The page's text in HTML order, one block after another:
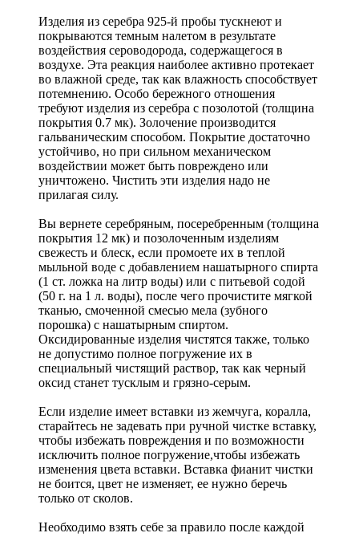
Изделия из серебра 925-й пробы тускнеют и
покрываются темным налетом в результате
воздействия сероводорода, содержащегося в
воздухе. Эта реакция наиболее активно протекает
во влажной среде, так как влажность способствует
потемнению. Особо бережного отношения
требуют изделия из серебра с позолотой (толщина
покрытия 0.7 мк). Золочение производится
гальваническим способом. Покрытие достаточно
устойчиво, но при сильном механическом
воздействии может быть повреждено или
уничтожено. Чистить эти изделия надо не
прилагая силу.
Вы вернете серебряным, посеребренным (толщина
покрытия 12 мк) и позолоченным изделиям
свежесть и блеск, если промоете их в теплой
мыльной воде с добавлением нашатырного спирта
(1 ст. ложка на литр воды) или с питьевой содой
(50 г. на 1 л. воды), после чего прочистите мягкой
тканью, смоченной смесью мела (зубного
порошка) с нашатырным спиртом.
Оксидированные изделия чистятся также, только
не допустимо полное погружение их в
специальный чистящий раствор, так как черный
оксид станет тусклым и грязно-серым.
Если изделие имеет вставки из жемчуга, коралла,
старайтесь не задевать при ручной чистке вставку,
чтобы избежать повреждения и по возможности
исключить полное погружение,чтобы избежать
изменения цвета вставки. Вставка фианит чистки
не боится, цвет не изменяет, ее нужно беречь
только от сколов.
Необходимо взять себе за правило после каждой